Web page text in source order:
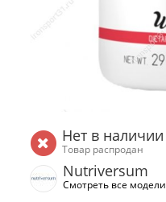
Нет в наличии
Товар распродан
Nutriversum
Смотреть все модели